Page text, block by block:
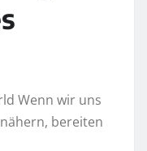
Wenn wir uns
bereiten